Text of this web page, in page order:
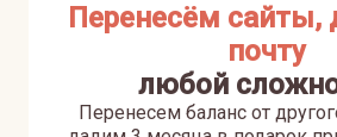
Перенесём
почту
любой
Перенесем баланс от